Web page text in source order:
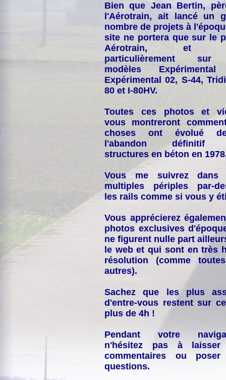
Bien que Jean Bertin,
l'Aérotrain, ait lancé un
nombre de projets à
site ne portera que sur le
Aérotrain, et
particulièrement
modèles
Expérimental 02, S-44,
80 et I-80HV.
Toutes ces photos et
vous montreront
choses ont évolué
l'abandon définitif
structures en béton en
Vous me suivrez dans
multiples périples par-
les rails comme si vous y
Vous apprécierez
photos exclusives
ne figurent nulle part
le web et qui sont en très
résolution (comme
autres).
Sachez que les plus
d'entre-vous restent sur
plus de 4h !
Pendant votre
n'hésitez pas à laisser
commentaires ou
questions.